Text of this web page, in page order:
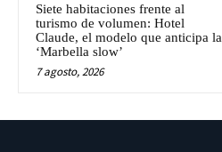
Siete habitaciones frente al
turismo de volumen: Hotel
Claude, el modelo que anticipa la
‘Marbella slow’
7 agosto, 2026